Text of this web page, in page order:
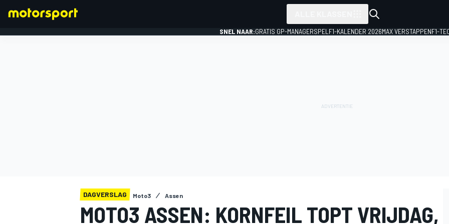
SNEL NAAR:GRATIS GP-MANAGERSPEL F1-KALENDER 2026MAX VERSTAPPENF1-
DAGVERSLAG Moto3 Assen
MOTO3 ASSEN: KORNFEIL TOPT VRIJDAG,